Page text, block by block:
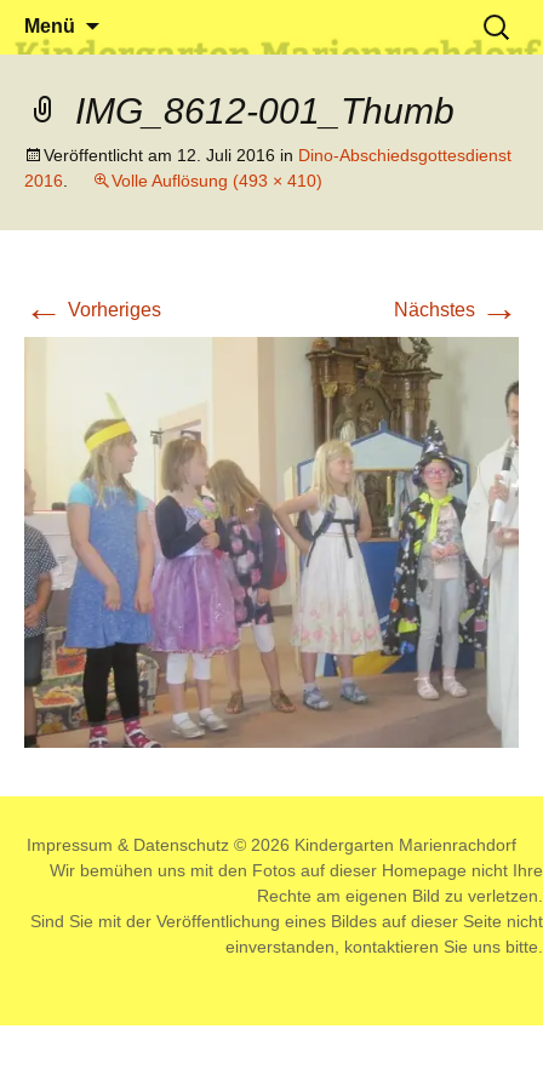
Kindergarten Marienrachdorf
Klein reingehen – Groß rauskommen
Menü
Suchen
nach:
IMG_8612-001_Thumb
Veröffentlicht am 12. Juli 2016 in Dino-Abschiedsgottesdienst
2016
Volle Auflösung (493 × 410)
← Vorheriges Nächstes →
Impressum & Datenschutz © 2026 Kindergarten Marienrachdorf
Wir bemühen uns mit den Fotos auf dieser Homepage nicht Ihre
Rechte am eigenen Bild zu verletzen.
Sind Sie mit der Veröffentlichung eines Bildes auf dieser Seite nicht
einverstanden, kontaktieren Sie uns bitte.